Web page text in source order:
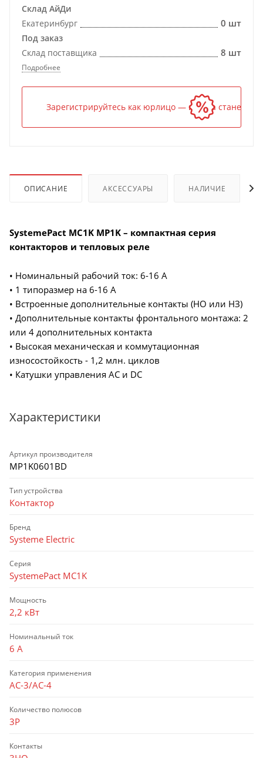
Склад АйДи
Екатеринбург
0 шт
Под заказ
Склад поставщика
8 шт
Подробнее
Зарегистрируйтесь как юрлицо — и цена станет
ОПИСАНИЕ АКСЕССУАРЫ НАЛИЧИЕ
SystemePact MC1K MP1K – компактная серия
контакторов и тепловых реле
• Номинальный рабочий ток: 6-16 А
• 1 типоразмер на 6-16 А
• Встроенные дополнительные контакты (НО или НЗ)
• Дополнительные контакты фронтального монтажа: 2
или 4 дополнительных контакта
• Высокая механическая и коммутационная
износостойкость - 1,2 млн. циклов
• Катушки управления AC и DC
Характеристики
Артикул производителя
MP1K0601BD
Тип устройства
Контактор
Бренд
Systeme Electric
Серия
SystemePact MC1K
Мощность
2,2 кВт
Номинальный ток
6 А
Категория применения
AC-3/AC-4
Количество полюсов
3P
Контакты